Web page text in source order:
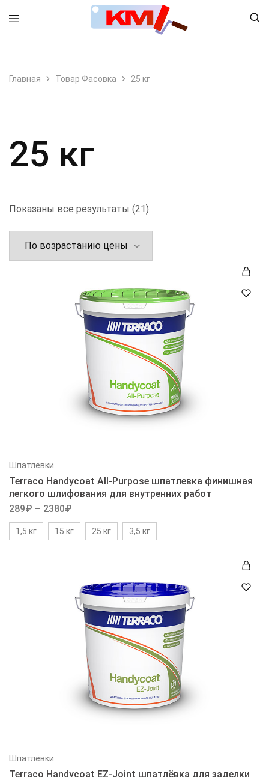
8 (495) 798-99-78
Главная Товар Фасовка 25 кг
25 кг
Показаны все результаты (21)
Шпатлёвки
Terraco Handycoat All-Purpose шпатлевка финишная
легкого шлифования для внутренних работ
289₽ – 2380₽
1,5 кг 15 кг 25 кг 3,5 кг
Шпатлёвки
Terraco Handycoat EZ-Joint шпатлёвка для заделки